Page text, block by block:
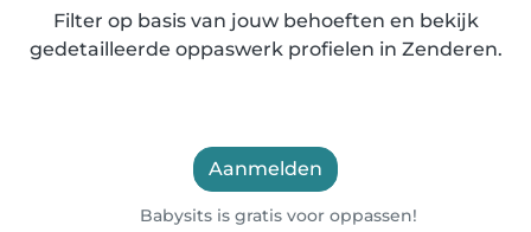
Filter op basis van jouw behoeften en bekijk
gedetailleerde oppaswerk profielen in Zenderen.
Aanmelden
Babysits is gratis voor oppassen!